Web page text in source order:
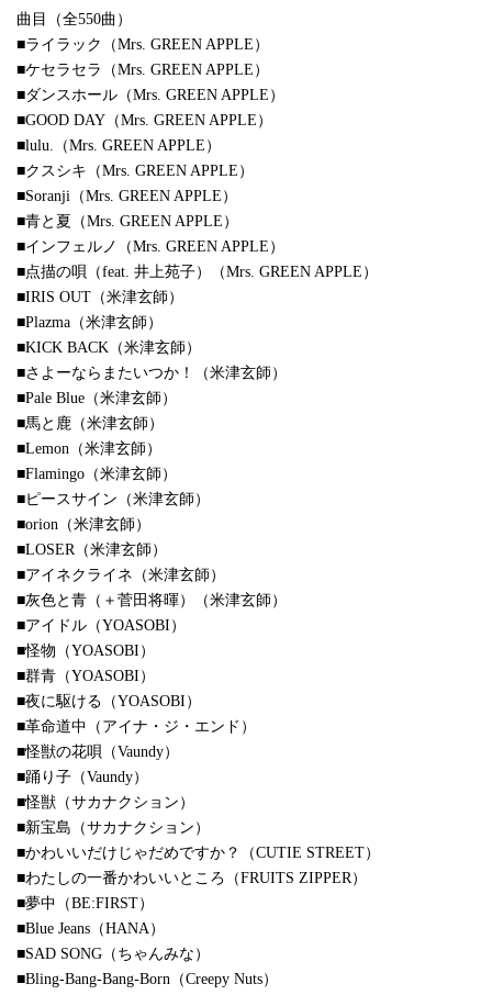
曲目（全550曲）
■ライラック（Mrs. GREEN APPLE）
■ケセラセラ（Mrs. GREEN APPLE）
■ダンスホール（Mrs. GREEN APPLE）
■GOOD DAY（Mrs. GREEN APPLE）
■lulu.（Mrs. GREEN APPLE）
■クスシキ（Mrs. GREEN APPLE）
■Soranji（Mrs. GREEN APPLE）
■青と夏（Mrs. GREEN APPLE）
■インフェルノ（Mrs. GREEN APPLE）
■点描の唄（feat. 井上苑子）（Mrs. GREEN APPLE）
■IRIS OUT（米津玄師）
■Plazma（米津玄師）
■KICK BACK（米津玄師）
■さよーならまたいつか！（米津玄師）
■Pale Blue（米津玄師）
■馬と鹿（米津玄師）
■Lemon（米津玄師）
■Flamingo（米津玄師）
■ピースサイン（米津玄師）
■orion（米津玄師）
■LOSER（米津玄師）
■アイネクライネ（米津玄師）
■灰色と青（＋菅田将暉）（米津玄師）
■アイドル（YOASOBI）
■怪物（YOASOBI）
■群青（YOASOBI）
■夜に駆ける（YOASOBI）
■革命道中（アイナ・ジ・エンド）
■怪獣の花唄（Vaundy）
■踊り子（Vaundy）
■怪獣（サカナクション）
■新宝島（サカナクション）
■かわいいだけじゃだめですか？（CUTIE STREET）
■わたしの一番かわいいところ（FRUITS ZIPPER）
■夢中（BE:FIRST）
■Blue Jeans（HANA）
■SAD SONG（ちゃんみな）
■Bling-Bang-Bang-Born（Creepy Nuts）